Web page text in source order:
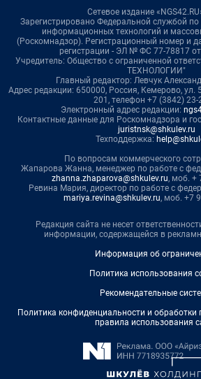
Сетевое издание
Зарегистрировано Федеральной службой по
информационных технологий и
(Роскомнадзор). Регистрационный номер и
регистрации - ЭЛ № ФС 77-78817
Учредитель: Общество с ограниченной
ТЕХНОЛОГИИ"
Главный редактор: Левчук
Адрес редакции: 650000, Россия, Кемерово, ул.
201, телефон +7 (3842) 23-
Электронный адрес редакции:
Контактные данные для Роскомнадзора и
juristnsk@shkulev.ru
Техподдержка:
По вопросам коммерческого
Жапарова Жанна, менеджер по работе с
zhanna.zhaparova@shkulev.ru, моб. +
Ревина Мария, директор по работе с
mariya.revina@shkulev.ru, моб. +7
Редакция сайта не несет
информации, содержащейся в
Информация об
Политика использования
Рекомендательные
Политика конфиденциальности и
правила использования